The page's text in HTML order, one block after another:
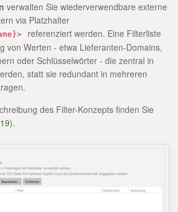
verwalten Sie wiederverwendbare externe
via Platzhalter
referenziert werden. Eine Filterliste
von Werten - etwa Lieferanten-Domains,
oder Schlüsselwörter - die zentral in
statt sie redundant in mehreren
des Filter-Konzepts finden Sie
).